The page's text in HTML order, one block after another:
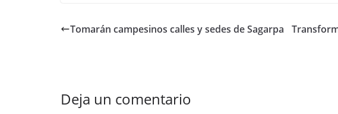
b er e
Tomarán campesinos calles y sedes de Sagarpa
Deja un comentario